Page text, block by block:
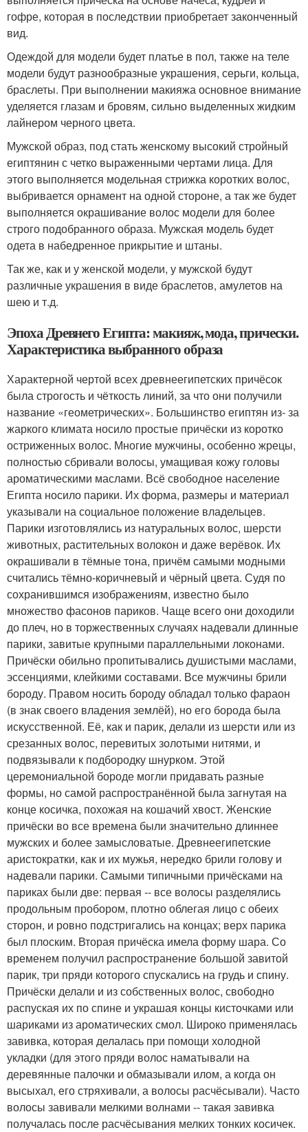
гофре, которая в последствии приобретает законченный
вид.
Одеждой для модели будет платье в пол, также на теле
модели будут разнообразные украшения, серьги, кольца,
браслеты. При выполнении макияжа основное внимание
уделяется глазам и бровям, сильно выделенных жидким
лайнером черного цвета.
Мужской образ, под стать женскому высокий стройный
египтянин с четко выраженными чертами лица. Для
этого выполняется модельная стрижка коротких волос,
выбривается орнамент на одной стороне, а так же будет
выполняется окрашивание волос модели для более
строго подобранного образа. Мужская модель будет
одета в набедренное прикрытие и штаны.
Так же, как и у женской модели, у мужской будут
различные украшения в виде браслетов, амулетов на
шею и т.д.
Эпоха Древнего Египта: макияж, мода, прически.
Характеристика выбранного образа
Характерной чертой всех древнеегипетских причёсок
была строгость и чёткость линий, за что они получили
название «геометрических». Большинство египтян из- за
жаркого климата носило простые причёски из коротко
остриженных волос. Многие мужчины, особенно жрецы,
полностью сбривали волосы, умащивая кожу головы
ароматическими маслами. Всё свободное население
Египта носило парики. Их форма, размеры и материал
указывали на социальное положение владельцев.
Парики изготовлялись из натуральных волос, шерсти
животных, растительных волокон и даже верёвок. Их
окрашивали в тёмные тона, причём самыми модными
считались тёмно-коричневый и чёрный цвета. Судя по
сохранившимся изображениям, известно было
множество фасонов париков. Чаще всего они доходили
до плеч, но в торжественных случаях надевали длинные
парики, завитые крупными параллельными локонами.
Причёски обильно пропитывались душистыми маслами,
эссенциями, клейкими составами. Все мужчины брили
бороду. Правом носить бороду обладал только фараон
(в знак своего владения землёй), но его борода была
искусственной. Её, как и парик, делали из шерсти или из
срезанных волос, перевитых золотыми нитями, и
подвязывали к подбородку шнурком. Этой
церемониальной бороде могли придавать разные
формы, но самой распространённой была загнутая на
конце косичка, похожая на кошачий хвост. Женские
причёски во все времена были значительно длиннее
мужских и более замысловатые. Древнеегипетские
аристократки, как и их мужья, нередко брили голову и
надевали парики. Самыми типичными причёсками на
париках были две: первая -- все волосы разделялись
продольным пробором, плотно облегая лицо с обеих
сторон, и ровно подстригались на концах; верх парика
был плоским. Вторая причёска имела форму шара. Со
временем получил распространение большой завитой
парик, три пряди которого спускались на грудь и спину.
Причёски делали и из собственных волос, свободно
распуская их по спине и украшая концы кисточками или
шариками из ароматических смол. Широко применялась
завивка, которая делалась при помощи холодной
укладки (для этого пряди волос наматывали на
деревянные палочки и обмазывали илом, а когда он
высыхал, его стряхивали, а волосы расчёсывали). Часто
волосы завивали мелкими волнами -- такая завивка
получалась после расчёсывания мелких тонких косичек.